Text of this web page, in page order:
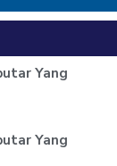
Yang
Yang